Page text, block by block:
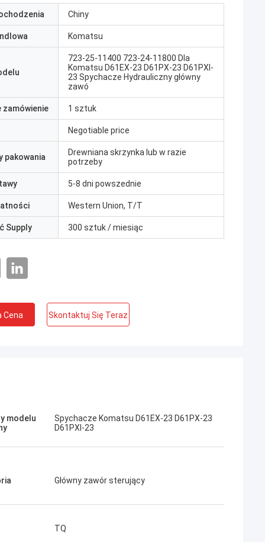
cena. Chcę ponownie zamówić, gdy będę
Chiny
Komatsu
723-25-11400 723-24-11800 Dla
Komatsu D61EX-23 D61PX-23 D61PXI-
23 Spychacze Hydrauliczny główny
zawó
zamówienie 1 sztuk
Negotiable price
pakowania
Drewniana skrzynka lub w razie
potrzeby
5-8 dni powszednie
Western Union, T/T
Supply 300 sztuk / miesiąc
Cena Skontaktuj Się Teraz
modelu
Spychacze Komatsu D61EX-23 D61PX-23
D61PXI-23
Główny zawór sterujący
TQ